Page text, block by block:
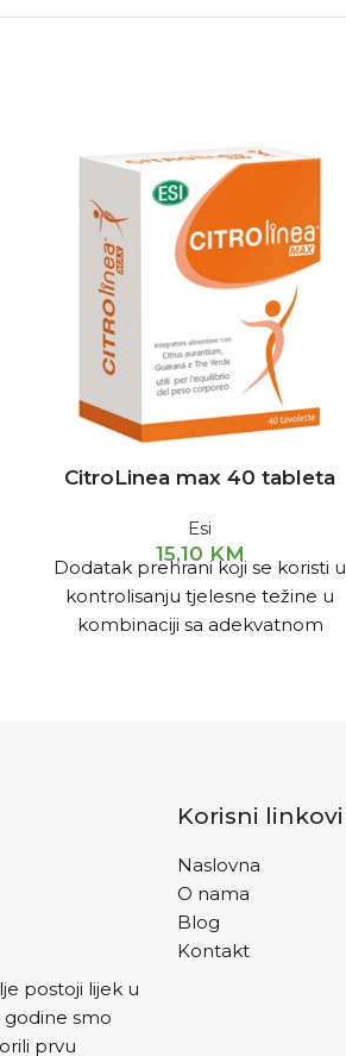
CitroLinea max 40 tableta
Esi
15,10 KM
Dodatak prehrani koji se koristi u
kontrolisanju tjelesne težine u
kombinaciji sa adekvatnom
postoji lijek u
godine smo
prvu
Korisni linkovi
Naslovna
O nama
Blog
Kontakt